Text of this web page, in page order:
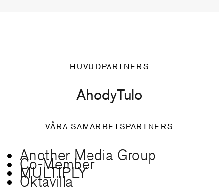
HUVUDPARTNERS
AhodyTulo
VÅRA SAMARBETSPARTNERS
Another Media Group
Co-Member
MULTIPLY
Oktavilla